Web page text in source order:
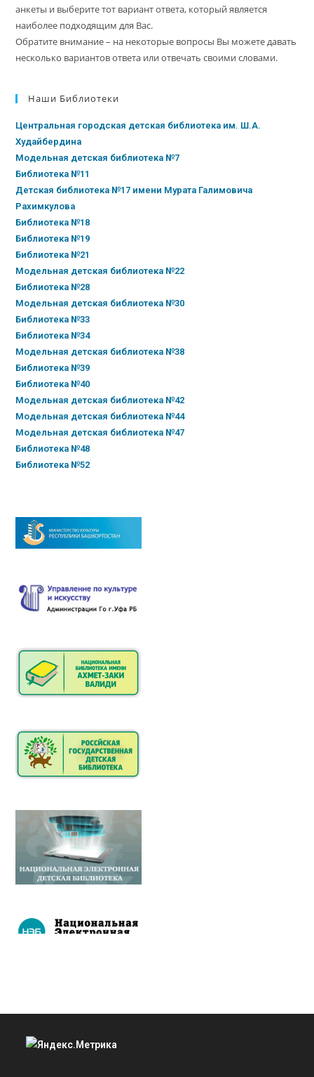
анкеты и выберите тот вариант ответа, который является
наиболее подходящим для Вас.
Обратите внимание – на некоторые вопросы Вы можете давать
несколько вариантов ответа или отвечать своими словами.
Наши Библиотеки
Центральная городская детская библиотека им. Ш.А.
Худайбердина
Модельная детская библиотека №7
Библиотека №11
Детская библиотека №17 имени Мурата Галимовича
Рахимкулова
Библиотека №18
Библиотека №19
Библиотека №21
Модельная детская библиотека №22
Библиотека №28
Модельная детская библиотека №30
Библиотека №33
Библиотека №34
Модельная детская библиотека №38
Библиотека №39
Библиотека №40
Модельная детская библиотека №42
Модельная детская библиотека №44
Модельная детская библиотека №47
Библиотека №48
Библиотека №52